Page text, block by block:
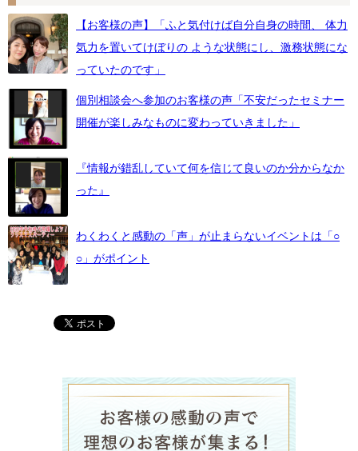
【お客様の声】「ふと気付けば自分自身の時間、 体力
気力を置いてけぼりの ような状態にし、激務状態にな
っていたのです」
個別相談会へ参加のお客様の声「不安だったセミナー
開催が楽しみなものに変わっていきました」
『情報が錯乱していて何を信じて良いのか分からなか
った』
わくわくと感動の「声」が止まらないイベントは「○
○」がポイント